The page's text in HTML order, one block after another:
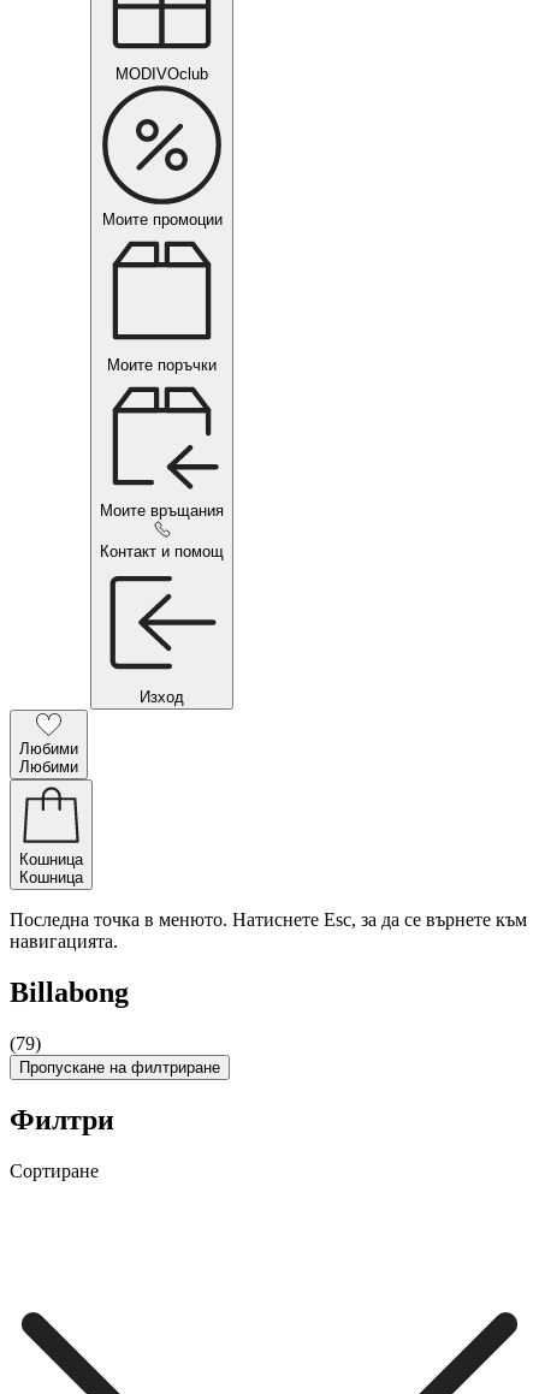
MODIVOclub
Моите промоции
Моите поръчки
Моите връщания
Контакт и помощ
Изход
Любими
Любими
Кошница
Кошница
Последна точка в менюто. Натиснете Esc, за да се върнете към
навигацията.
Billabong
(79)
Пропускане на филтриране
Филтри
Сортиране